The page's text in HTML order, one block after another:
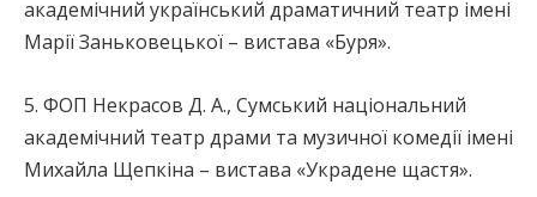
академічний український драматичний театр імені
Марії Заньковецької – вистава «Буря».
5. ФОП Некрасов Д. А., Сумський національний
академічний театр драми та музичної комедії імені
Михайла Щепкіна – вистава «Украдене щастя».